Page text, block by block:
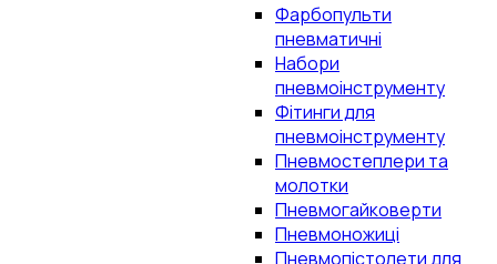
Фарбопульти
пневматичні
Набори
пневмоінструменту
Фітинги для
пневмоінструменту
Пневмостеплери та
молотки
Пневмогайковерти
Пневмоножиці
Пневмопістолети для